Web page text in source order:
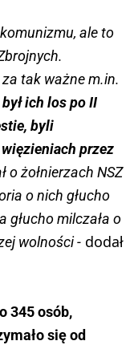
ale to
tak ważne m.in.
ich los po II
byli
przez
o żołnierzach NSZ
o nich głucho
głucho milczała o
wolności - dodał
345 osób,
się od